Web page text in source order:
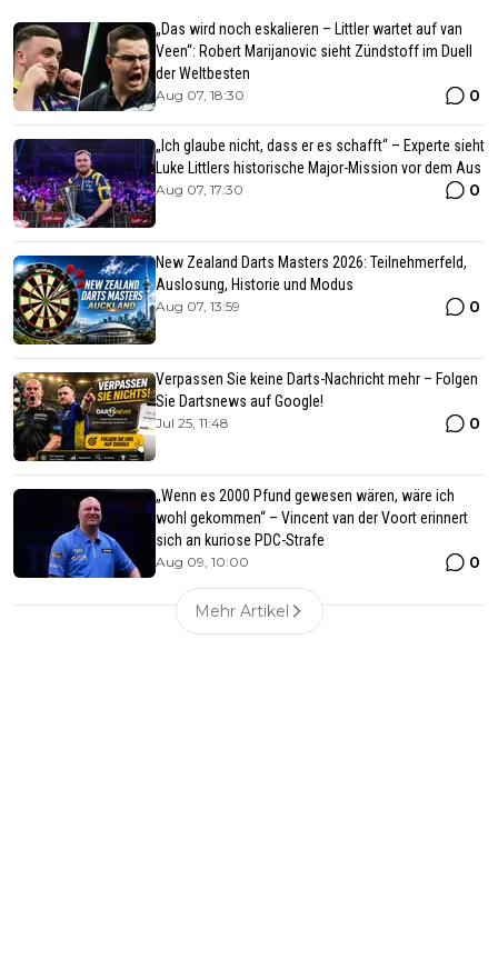
„Das wird noch eskalieren – Littler wartet auf van
Veen“: Robert Marijanovic sieht Zündstoff im Duell
der Weltbesten
Aug 07, 18:30 0
„Ich glaube nicht, dass er es schafft“ – Experte sieht
Luke Littlers historische Major-Mission vor dem Aus
Aug 07, 17:30 0
New Zealand Darts Masters 2026: Teilnehmerfeld,
Auslosung, Historie und Modus
Aug 07, 13:59 0
Verpassen Sie keine Darts-Nachricht mehr – Folgen
Sie Dartsnews auf Google!
Jul 25, 11:48 0
„Wenn es 2000 Pfund gewesen wären, wäre ich
wohl gekommen“ – Vincent van der Voort erinnert
sich an kuriose PDC-Strafe
Aug 09, 10:00 0
Mehr Artikel